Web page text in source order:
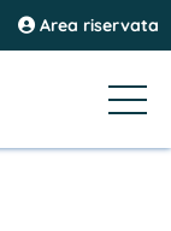
Area riservata